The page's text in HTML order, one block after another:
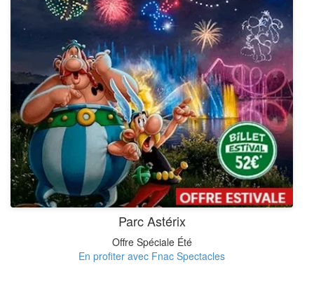
Parc Astérix
Offre Spéciale Été
En profiter avec Fnac Spectacles